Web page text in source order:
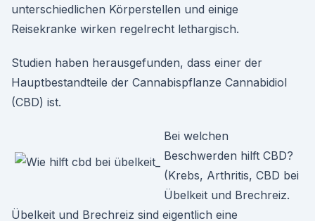
unterschiedlichen Körperstellen und einige
Reisekranke wirken regelrecht lethargisch.
Studien haben herausgefunden, dass einer der
Hauptbestandteile der Cannabispflanze Cannabidiol
(CBD) ist.
Bei welchen
Beschwerden hilft CBD?
(Krebs, Arthritis, CBD bei
Übelkeit und Brechreiz.
Übelkeit und Brechreiz sind eigentlich eine